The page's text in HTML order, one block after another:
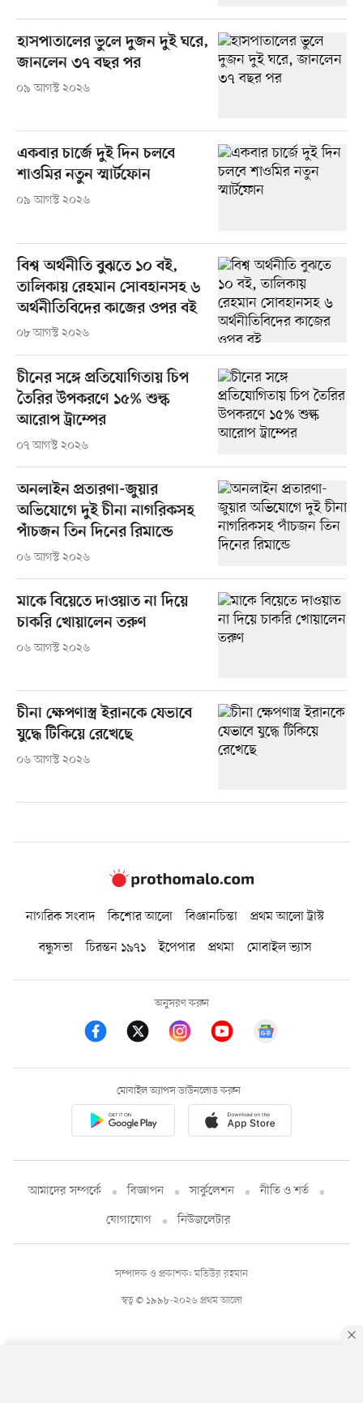
হাসপাতালের ভুলে দুজন দুই ঘরে,
জানলেন ৩৭ বছর পর
০৯ আগস্ট ২০২৬
একবার চার্জে দুই দিন চলবে
শাওমির নতুন স্মার্টফোন
০৯ আগস্ট ২০২৬
বিশ্ব অর্থনীতি বুঝতে ১০ বই,
তালিকায় রেহমান সোবহানসহ ৬
অর্থনীতিবিদের কাজের ওপর বই
০৮ আগস্ট ২০২৬
চীনের সঙ্গে প্রতিযোগিতায় চিপ
তৈরির উপকরণে ১৫% শুল্ক
আরোপ ট্রাম্পের
০৭ আগস্ট ২০২৬
অনলাইন প্রতারণা-জুয়ার
অভিযোগে দুই চীনা নাগরিকসহ
পাঁচজন তিন দিনের রিমান্ডে
০৬ আগস্ট ২০২৬
মাকে বিয়েতে দাওয়াত না দিয়ে
চাকরি খোয়ালেন তরুণ
০৬ আগস্ট ২০২৬
চীনা ক্ষেপণাস্ত্র ইরানকে যেভাবে
যুদ্ধে টিকিয়ে রেখেছে
০৬ আগস্ট ২০২৬
নাগরিক সংবাদ কিশোর আলো বিজ্ঞানচিন্তা
প্রথম আলো ট্রাস্ট
বন্ধুসভা
চিরন্তন ১৯৭১ ইপেপার প্রথমা মোবাইল ভ্যাস
অনুসরণ করুন
মোবাইল অ্যাপস ডাউনলোড করুন
আমাদের সম্পর্কে বিজ্ঞাপন সার্কুলেশন
নীতি ও শর্ত
যোগাযোগ
নিউজলেটার
স্বত্ব © ১৯৯৮-২০২৬ প্রথম আলো
সম্পাদক ও প্রকাশক: মতিউর রহমান